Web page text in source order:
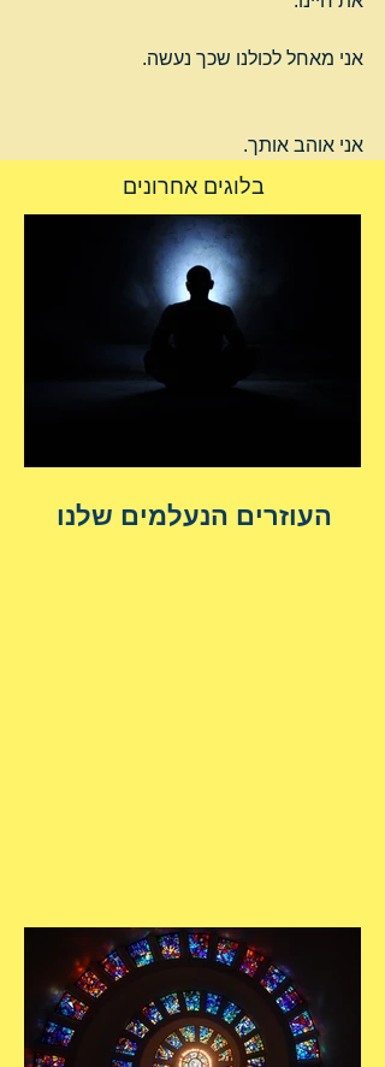
אני מאחל לכולנו שכך נעשה.
אני אוהב אותך.
בלוגים אחרונים
העוזרים הנעלמים שלנו